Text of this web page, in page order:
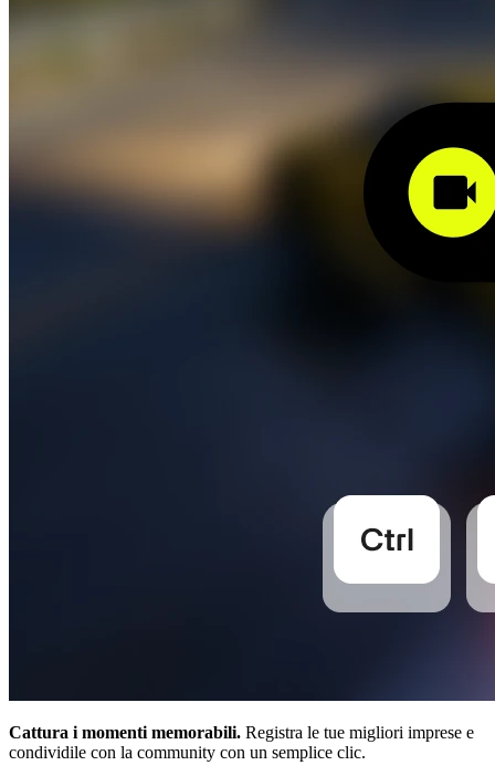
Cattura i momenti memorabili. Registra le tue migliori imprese e
condividile con la community con un semplice clic.